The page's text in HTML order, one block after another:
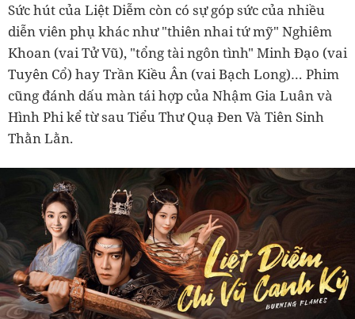
Sức hút của Liệt Diễm còn có sự góp sức của nhiều
diễn viên phụ khác như "thiên nhai tứ mỹ" Nghiêm
Khoan (vai Tử Vũ), "tổng tài ngôn tình" Minh Đạo (vai
Tuyên Cổ) hay Trần Kiều Ân (vai Bạch Long)… Phim
cũng đánh dấu màn tái hợp của Nhậm Gia Luân và
Hình Phi kể từ sau Tiểu Thư Quạ Đen Và Tiên Sinh
Thằn Lằn.